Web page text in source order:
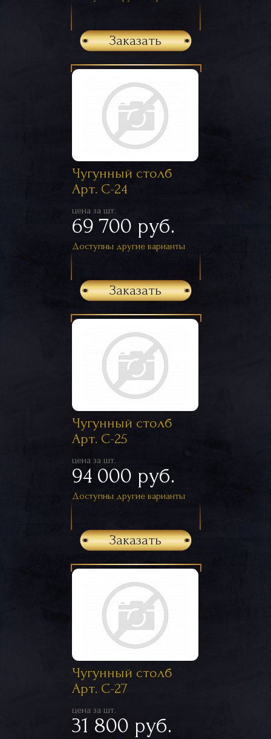
Заказать
Чугунный столб
Арт. С-24
цена за шт.
69 700 руб.
Доступны другие варианты
Заказать
Чугунный столб
Арт. С-25
цена за шт.
94 000 руб.
Доступны другие варианты
Заказать
Чугунный столб
Арт. С-27
цена за шт.
31 800 руб.